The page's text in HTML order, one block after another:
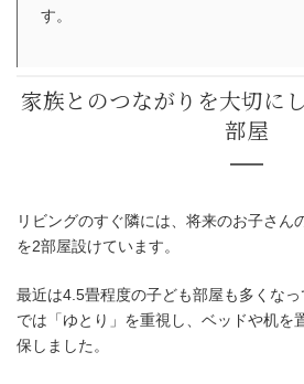
す。
リビングのすぐ隣には、将来のお子さん
を2部屋設けています。
最近は4.5畳程度の子ども部屋も多くな
では「ゆとり」を重視し、ベッドや机を
保しました。